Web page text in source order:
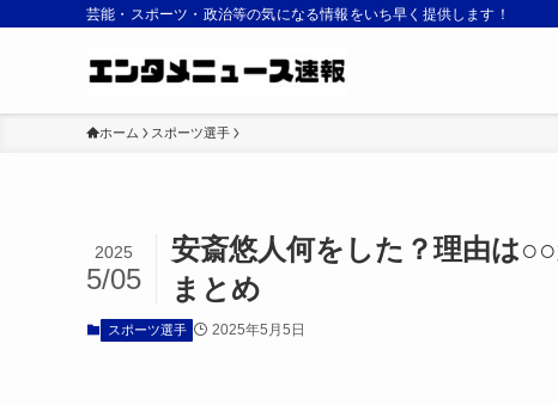
芸能・スポーツ・政治等の気になる情報をいち早く提供します！
ホーム スポーツ選手
安斎悠人何をした？理由は
まとめ
2025
5/05
スポーツ選手 2025年5月5日